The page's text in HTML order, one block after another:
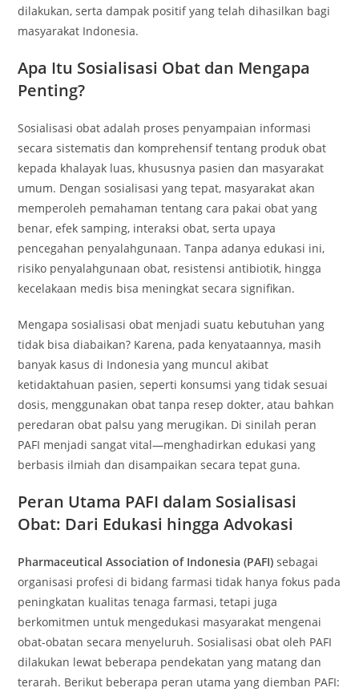
dilakukan, serta dampak positif yang telah dihasilkan bagi
masyarakat Indonesia.
Apa Itu Sosialisasi Obat dan Mengapa
Penting?
Sosialisasi obat adalah proses penyampaian informasi
secara sistematis dan komprehensif tentang produk obat
kepada khalayak luas, khususnya pasien dan masyarakat
umum. Dengan sosialisasi yang tepat, masyarakat akan
memperoleh pemahaman tentang cara pakai obat yang
benar, efek samping, interaksi obat, serta upaya
pencegahan penyalahgunaan. Tanpa adanya edukasi ini,
risiko penyalahgunaan obat, resistensi antibiotik, hingga
kecelakaan medis bisa meningkat secara signifikan.
Mengapa sosialisasi obat menjadi suatu kebutuhan yang
tidak bisa diabaikan? Karena, pada kenyataannya, masih
banyak kasus di Indonesia yang muncul akibat
ketidaktahuan pasien, seperti konsumsi yang tidak sesuai
dosis, menggunakan obat tanpa resep dokter, atau bahkan
peredaran obat palsu yang merugikan. Di sinilah peran
PAFI menjadi sangat vital—menghadirkan edukasi yang
berbasis ilmiah dan disampaikan secara tepat guna.
Peran Utama PAFI dalam Sosialisasi
Obat: Dari Edukasi hingga Advokasi
Pharmaceutical Association of Indonesia (PAFI) sebagai
organisasi profesi di bidang farmasi tidak hanya fokus pada
peningkatan kualitas tenaga farmasi, tetapi juga
berkomitmen untuk mengedukasi masyarakat mengenai
obat-obatan secara menyeluruh. Sosialisasi obat oleh PAFI
dilakukan lewat beberapa pendekatan yang matang dan
terarah. Berikut beberapa peran utama yang diemban PAFI: